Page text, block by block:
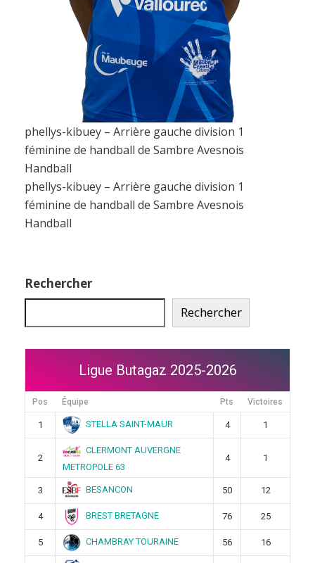
phellys-kibuey – Arrière gauche division 1
féminine de handball de Sambre Avesnois
Handball
phellys-kibuey – Arrière gauche division 1
féminine de handball de Sambre Avesnois
Handball
Rechercher
Rechercher
Ligue Butagaz 2025-2026
Pos Équipe Pts Victoires
1 STELLA SAINT-MAUR 4 1
2
CLERMONT AUVERGNE
METROPOLE 63
4 1
3 BESANCON 50 12
4 BREST BRETAGNE 76 25
5 CHAMBRAY TOURAINE 56 16